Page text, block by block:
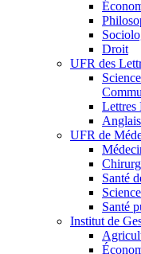
Droit
UFR des
Lettres
Anglais
UFR de
Santé
Santé
Institut de